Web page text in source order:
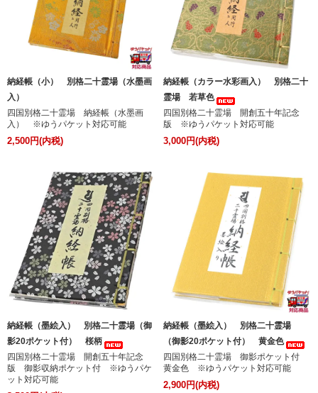
納経帳（小） 別格二十霊場（水墨画
入）
四国別格二十霊場 納経帳（水墨画
入） ※ゆうパケット対応可能
2,500円(内税)
納経帳（カラー水彩画入） 別格二十
霊場 若草色
四国別格二十霊場 開創五十年記念
版 ※ゆうパケット対応可能
3,000円(内税)
納経帳（墨絵入） 別格二十霊場（御
影20ポケット付） 桜柄
四国別格二十霊場 開創五十年記念
版 御影収納ポケット付 ※ゆうパケ
ット対応可能
納経帳（墨絵入） 別格二十霊場
（御影20ポケット付） 黄金色
四国別格二十霊場 御影ポケット付
黄金色 ※ゆうパケット対応可能
2,900円(内税)